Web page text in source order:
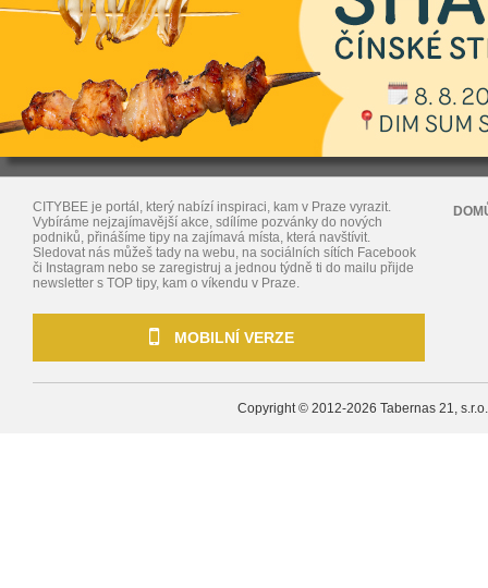
CITYBEE je portál, který nabízí inspiraci, kam v Praze vyrazit.
Vybíráme nejzajímavější akce, sdílíme pozvánky do nových
podniků, přinášíme tipy na zajímavá místa, která navštívit.
Sledovat nás můžeš tady na webu, na sociálních sítích Facebook
či Instagram nebo se zaregistruj a jednou týdně ti do mailu přijde
newsletter s TOP tipy, kam o víkendu v Praze.
MOBILNÍ VERZE
Copyright © 2012-2026 Tabernas 21, s.r.o.